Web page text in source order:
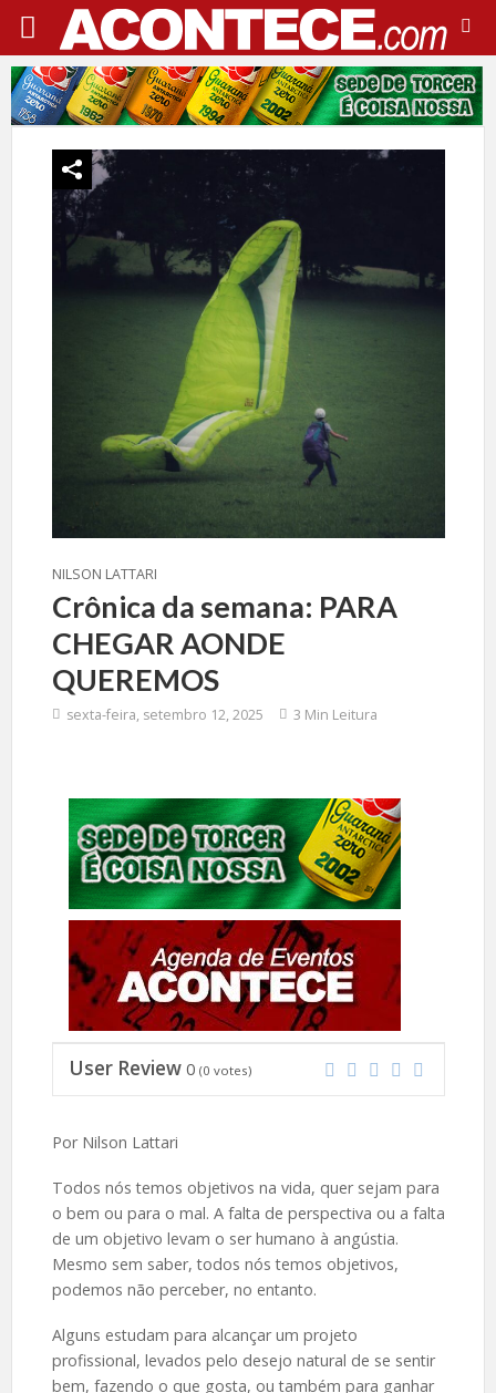
NILSON LATTARI
Crônica da semana: PARA
CHEGAR AONDE
QUEREMOS
sexta-feira, setembro 12, 2025 3 Min Leitura
User Review 0 (0 votes)
Por Nilson Lattari
Todos nós temos objetivos na vida, quer sejam para
o bem ou para o mal. A falta de perspectiva ou a falta
de um objetivo levam o ser humano à angústia.
Mesmo sem saber, todos nós temos objetivos,
podemos não perceber, no entanto.
Alguns estudam para alcançar um projeto
profissional, levados pelo desejo natural de se sentir
bem, fazendo o que gosta, ou também para ganhar